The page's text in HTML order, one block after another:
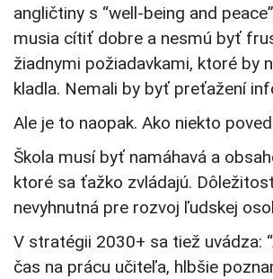
angličtiny s “well-being and
musia cítiť dobre a nesmú byť
žiadnymi požiadavkami, ktoré by
kladla. Nemali by byť preťažení
Ale je to naopak. Ako niekto
Škola musí byť namáhavá a
ktoré sa ťažko zvládajú.
nevyhnutná pre rozvoj ľudskej
V stratégii 2030+ sa tiež uvádza:
čas na prácu učiteľa, hlbšie